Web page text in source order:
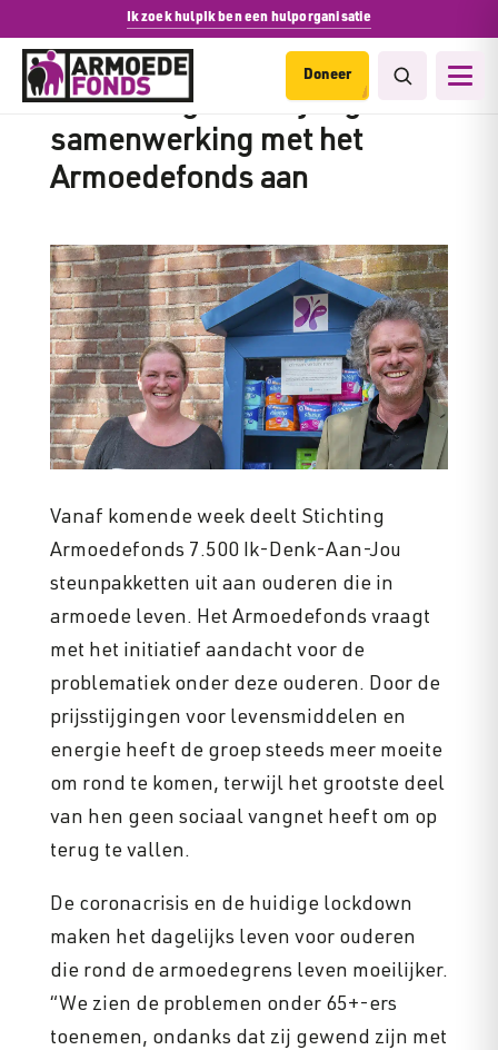
Ik zoek hulpIk ben een hulporganisatie
Doneer
Zaanstad gaat vierjarige
samenwerking met het
Armoedefonds aan
Vanaf komende week deelt Stichting
Armoedefonds 7.500 Ik-Denk-Aan-Jou
steunpakketten uit aan ouderen die in
armoede leven. Het Armoedefonds vraagt
met het initiatief aandacht voor de
problematiek onder deze ouderen. Door de
prijsstijgingen voor levensmiddelen en
energie heeft de groep steeds meer moeite
om rond te komen, terwijl het grootste deel
van hen geen sociaal vangnet heeft om op
terug te vallen.
De coronacrisis en de huidige lockdown
maken het dagelijks leven voor ouderen
die rond de armoedegrens leven moeilijker.
“We zien de problemen onder 65+-ers
toenemen, ondanks dat zij gewend zijn met